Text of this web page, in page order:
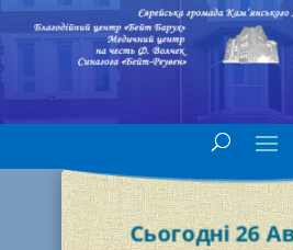
Сьогодні 26